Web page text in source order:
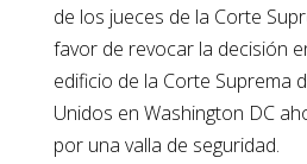
de los jueces de la Corte
favor de revocar la decisión
edificio de la Corte Suprema
Unidos en Washington DC
por una valla de seguridad.